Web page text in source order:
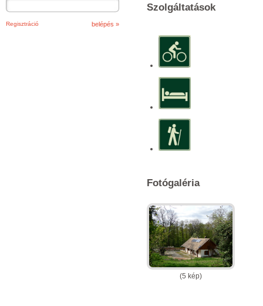
Regisztráció
Szolgáltatások
Fotógaléria
(5 kép)